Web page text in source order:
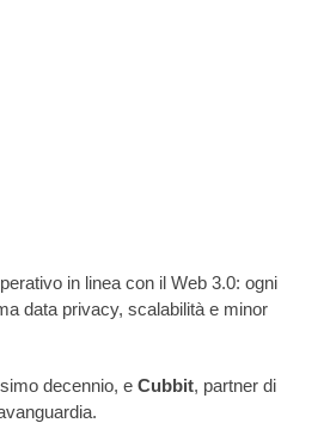
in linea con il Web 3.0: ogni
data privacy, scalabilità e minor
decennio, e Cubbit, partner di